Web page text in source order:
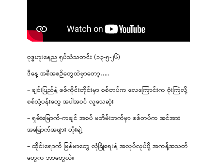
ဗုဒ္ဓဟူးနေ့ည ရုပ်သံသတင်း (၁၃-၅-၂၆)
ဒီနေ့ အစီအစဉ်တွေထဲမှာတော့…..
– ချင်းပြည်နဲ့ စစ်ကိုင်းတိုင်းမှာ စစ်တပ်က လေကြောင်းက ဗုံးကြဲလို့
စစ်သုံ့ပန်းတွေ အပါအဝင် လူသေဆုံး
– ရှမ်းမြောက်-ကချင် အစပ် မဘိမ်းဘက်မှာ စစ်တပ်က အင်အား
အမြောက်အများ တိုးချဲ့
– ထိုင်းရောက် မြန်မာတွေ လုံခြုံရေးနဲ့ အလုပ်လုပ်ဖို့ အကန့်အသတ်
တွေက ဘာတွေလဲ။